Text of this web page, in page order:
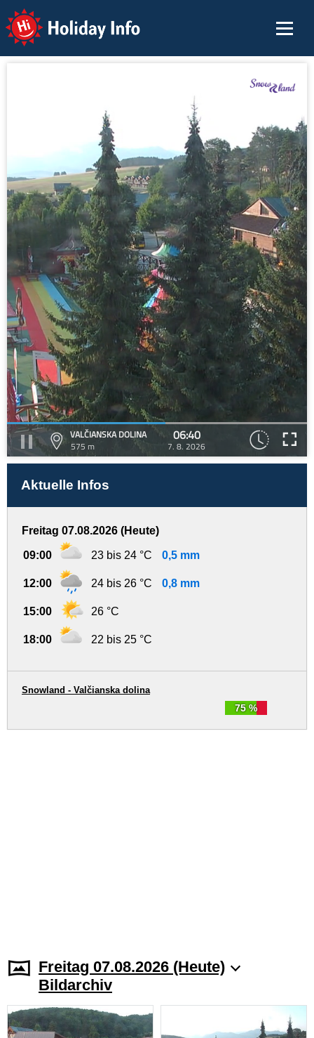
Holiday Info
VALČIANSKA DOLINA
575 m
06:40
7. 8. 2026
Aktuelle Infos
Freitag 07.08.2026 (Heute)
09:00 23 bis 24 °C 0,5 mm
12:00 24 bis 26 °C 0,8 mm
15:00 26 °C
18:00 22 bis 25 °C
75 %
Snowland - Valčianska dolina
Freitag 07.08.2026 (Heute)
Bildarchiv